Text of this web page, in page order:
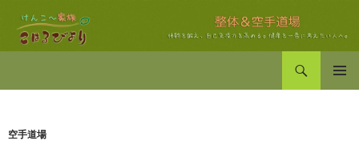
新潟県田上町で日本伝統空手道と整体の けんこ〜家族 こはる日和
空手道場